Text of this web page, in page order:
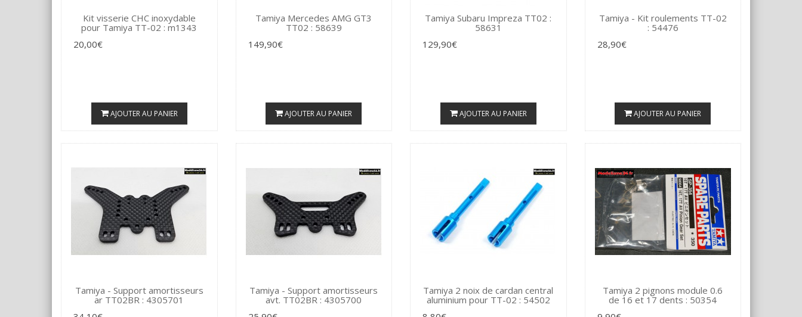
Kit visserie CHC inoxydable
pour Tamiya TT-02 : m1343
20,00€
AJOUTER AU PANIER
Tamiya Mercedes AMG GT3
TT02 : 58639
149,90€
AJOUTER AU PANIER
Tamiya Subaru Impreza TT02 :
58631
129,90€
AJOUTER AU PANIER
Tamiya - Kit roulements TT-02
: 54476
28,90€
AJOUTER AU PANIER
Tamiya - Support amortisseurs
ar TT02BR : 4305701
Tamiya - Support amortisseurs
avt. TT02BR : 4305700
Tamiya 2 noix de cardan central
aluminium pour TT-02 : 54502
Tamiya 2 pignons module 0.6
de 16 et 17 dents : 50354